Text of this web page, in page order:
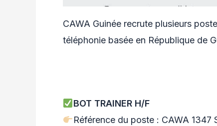
CAWA Guinée recrute plusieurs
téléphonie basée en République de
BOT TRAINER H/F
Référence du poste : CAWA 1347